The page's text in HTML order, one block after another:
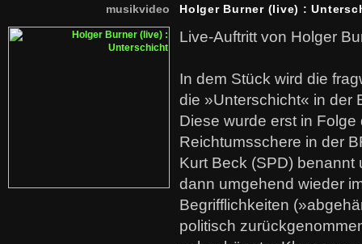
musikvideo Holger Burner (live) :
Live-Auftritt von Holger
In dem Stück wird die
die »Unterschicht« in der
Diese wurde erst in
Reichtumsschere in der
Kurt Beck (SPD)
dann umgehend wieder
Begrifflichkeiten
politisch